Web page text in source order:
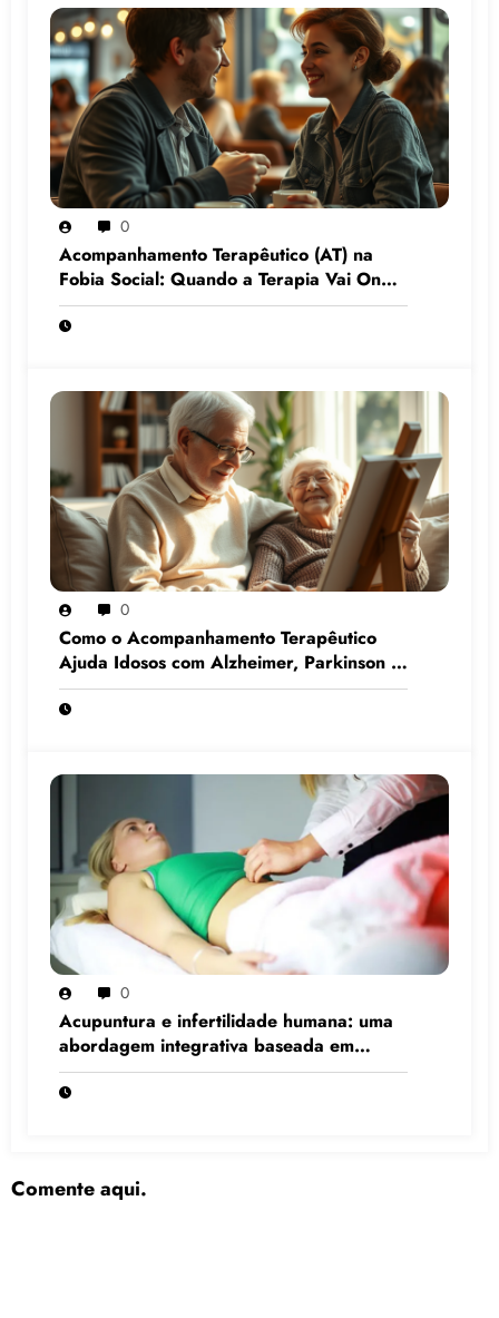
0
Acompanhamento Terapêutico (AT) na
Fobia Social: Quando a Terapia Vai Onde
o Medo Mora
0
Como o Acompanhamento Terapêutico
Ajuda Idosos com Alzheimer, Parkinson e
Demência
0
Acupuntura e infertilidade humana: uma
abordagem integrativa baseada em
evidências científicas
Comente aqui.